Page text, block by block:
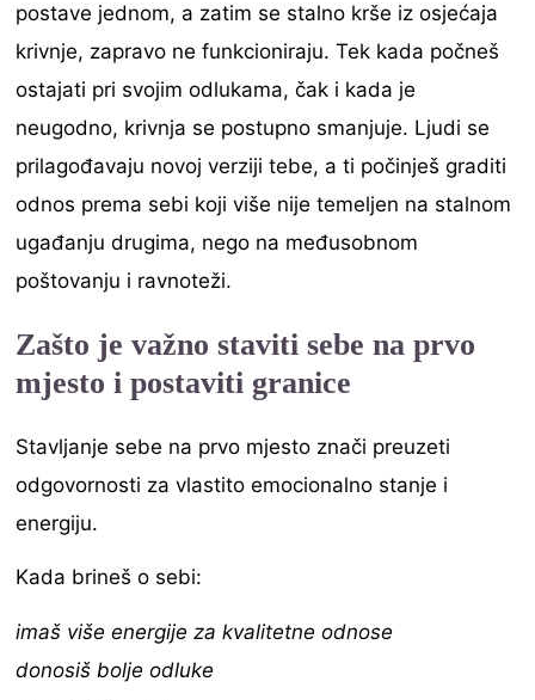
postave jednom, a zatim se stalno krše iz osjećaja
krivnje, zapravo ne funkcioniraju. Tek kada počneš
ostajati pri svojim odlukama, čak i kada je
neugodno, krivnja se postupno smanjuje. Ljudi se
prilagođavaju novoj verziji tebe, a ti počinješ graditi
odnos prema sebi koji više nije temeljen na stalnom
ugađanju drugima, nego na međusobnom
poštovanju i ravnoteži.
Zašto je važno staviti sebe na prvo
mjesto i postaviti granice
Stavljanje sebe na prvo mjesto znači preuzeti
odgovornosti za vlastito emocionalno stanje i
energiju.
Kada brineš o sebi:
imaš više energije za kvalitetne odnose
donosiš bolje odluke